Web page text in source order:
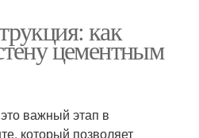
как
цементным
важный этап в
который позволяет